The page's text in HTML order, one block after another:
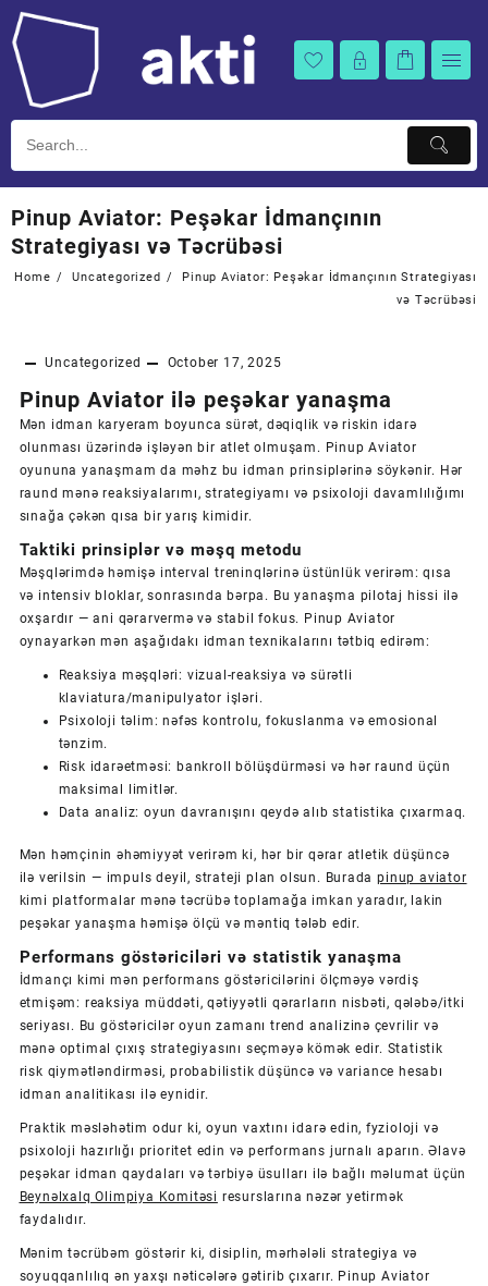
Skip
content
Pinup Aviator: Peşəkar İdmançının
Strategiyası və Təcrübəsi
Home Uncategorized
Pinup Aviator: Peşəkar İdmançının Strategiyası
və Təcrübəsi
Uncategorized October 17, 2025
Pinup Aviator ilə peşəkar yanaşma
Mən idman karyeram boyunca sürət, dəqiqlik və riskin idarə
olunması üzərində işləyən bir atlet olmuşam. Pinup Aviator
oyununa yanaşmam da məhz bu idman prinsiplərinə söykənir. Hər
raund mənə reaksiyalarımı, strategiyamı və psixoloji davamlılığımı
sınağa çəkən qısa bir yarış kimidir.
Taktiki prinsiplər və məşq metodu
Məşqlərimdə həmişə interval treninqlərinə üstünlük verirəm: qısa
və intensiv bloklar, sonrasında bərpa. Bu yanaşma pilotaj hissi ilə
oxşardır — ani qərarvermə və stabil fokus. Pinup Aviator
oynayarkən mən aşağıdakı idman texnikalarını tətbiq edirəm:
Reaksiya məşqləri: vizual-reaksiya və sürətli
klaviatura/manipulyator işləri.
Psixoloji təlim: nəfəs kontrolu, fokuslanma və emosional
tənzim.
Risk idarəetməsi: bankroll bölüşdürməsi və hər raund üçün
maksimal limitlər.
Data analiz: oyun davranışını qeydə alıb statistika çıxarmaq.
Mən həmçinin əhəmiyyət verirəm ki, hər bir qərar atletik düşüncə
ilə verilsin — impuls deyil, strateji plan olsun. Buradapinup aviator
kimi platformalar mənə təcrübə toplamağa imkan yaradır, lakin
peşəkar yanaşma həmişə ölçü və məntiq tələb edir.
Performans göstəriciləri və statistik yanaşma
İdmançı kimi mən performans göstəricilərini ölçməyə vərdiş
etmişəm: reaksiya müddəti, qətiyyətli qərarların nisbəti, qələbə/itki
seriyası. Bu göstəricilər oyun zamanı trend analizinə çevrilir və
mənə optimal çıxış strategiyasını seçməyə kömək edir. Statistik
risk qiymətləndirməsi, probabilistik düşüncə və variance hesabı
idman analitikası ilə eynidir.
Praktik məsləhətim odur ki, oyun vaxtını idarə edin, fyzioloji və
psixoloji hazırlığı prioritet edin və performans jurnalı aparın. Əlavə
peşəkar idman qaydaları və tərbiyə üsulları ilə bağlı məlumat üçün
Beynəlxalq Olimpiya Komitəsi resurslarına nəzər yetirmək
faydalıdır.
Mənim təcrübəm göstərir ki, disiplin, mərhələli strategiya və
soyuqqanlılıq ən yaxşı nəticələrə gətirib çıxarır. Pinup Aviator